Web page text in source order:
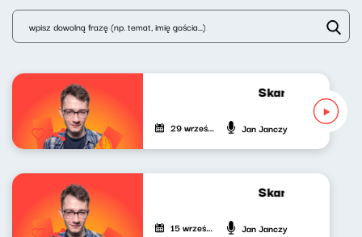
Skandynawskim
29 września 2023 Jan Janczy
Skandynawskim
15 września 2023 Jan Janczy